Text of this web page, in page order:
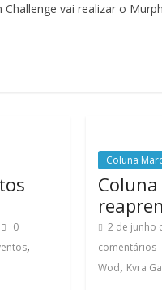
vai realizar o
0
,
Coluna
2 de junho
comentários
Wod, Kvra